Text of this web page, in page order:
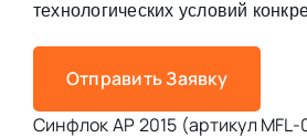
технологических условий
Отправить Заявку
Синфлок AP 2015 (артикул